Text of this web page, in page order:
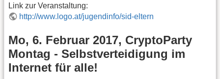
Link zur Veranstaltung:
http://www.logo.at/jugendinfo/sid-eltern
Mo, 6. Februar 2017, CryptoParty
Montag - Selbstverteidigung im
Internet für alle!